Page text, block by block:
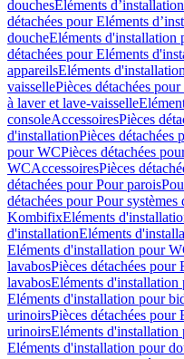
douchesEléments
détachées pour Eléments
doucheEléments d'installation
détachées pour Eléments
appareilsEléments
vaissellePièces détachées
à laver et lave-vaisselle
consoleAccessoiresPièces
d'installationPièces détachées
pour WCPièces détachées
WCAccessoiresPièces
détachées pour Pour parois
détachées pour Pour systèmes
KombifixEléments
d'installationEléments
Eléments d'installation pour
lavabosPièces détachées
lavabosEléments d'installation
Eléments d'installation pour
urinoirsPièces détachées
urinoirsEléments d'installation
Eléments d'installation pour